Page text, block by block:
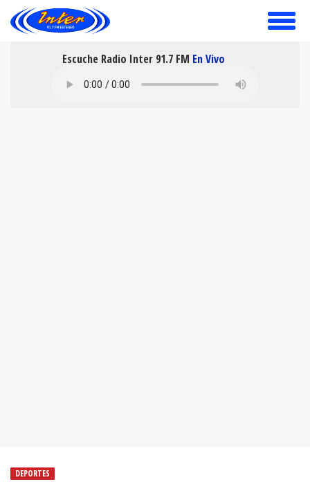
toggle
Escuche Radio Inter 91.7 FM En Vivo
DEPORTES